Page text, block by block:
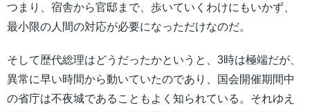
つまり、宿舎から官邸まで、歩いていくわけにもいかず、
最小限の人間の対応が必要になっただけなのだ。
そして歴代総理はどうだったかというと、3時は極端だが、
異常に早い時間から動いていたのであり、国会開催期間中
の省庁は不夜城であることもよく知られている。それゆえ